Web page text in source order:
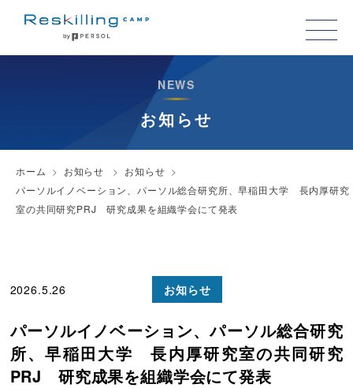
NEWS
お知らせ
ホーム お知らせ
お知らせ
パーソルイノベーション、パーソル総合研究所、早稲田大学 長内厚研究
室の共同研究PRJ 研究成果を組織学会にて発表
2026.5.26 お知らせ
パーソルイノベーション、パーソル総合研究
所、早稲田大学 長内厚研究室の共同研究
PRJ 研究成果を組織学会にて発表